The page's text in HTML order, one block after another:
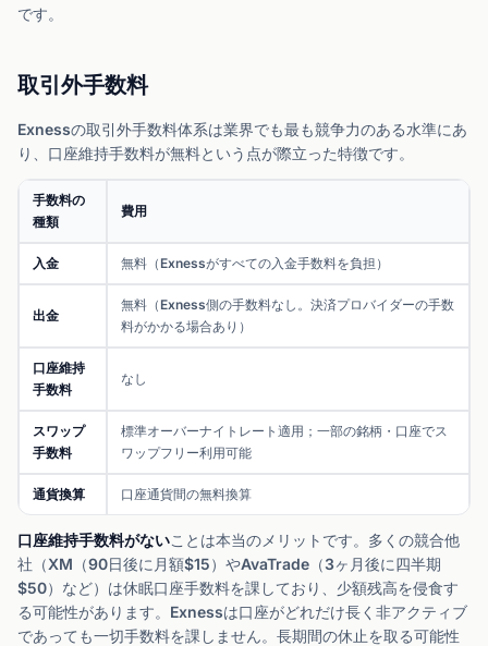
です。
取引外手数料
Exnessの取引外手数料体系は業界でも最も競争力のある水準にあ
り、口座維持手数料が無料という点が際立った特徴です。
手数料の
種類
費用
入金 無料（Exnessがすべての入金手数料を負担）
出金
無料（Exness側の手数料なし。決済プロバイダーの手数
料がかかる場合あり）
口座維持
手数料
なし
スワップ
手数料
標準オーバーナイトレート適用；一部の銘柄・口座でス
ワップフリー利用可能
通貨換算 口座通貨間の無料換算
口座維持手数料がないことは本当のメリットです。多くの競合他
社（XM（90日後に月額$15）やAvaTrade（3ヶ月後に四半期
$50）など）は休眠口座手数料を課しており、少額残高を侵食す
る可能性があります。Exnessは口座がどれだけ長く非アクティブ
であっても一切手数料を課しません。長期間の休止を取る可能性